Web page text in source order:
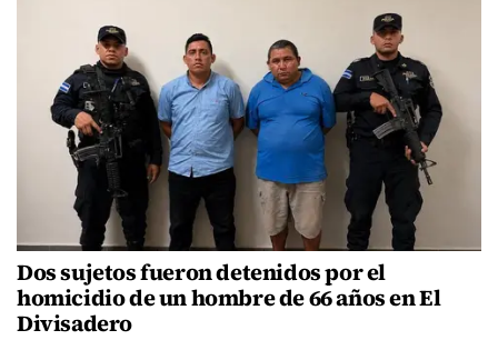
Dos sujetos fueron detenidos por el
homicidio de un hombre de 66 años en El
Divisadero